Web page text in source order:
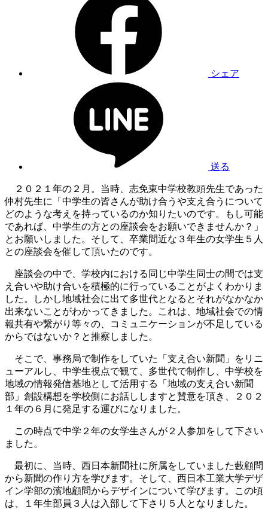
シェア
送る
２０２１年の２月。当時、志免東中学校教頭先生であった
仲村先生に「中学生の皆さんが助け合うや支え合うについて
どのような考えを持っているのか知りたいのです。もし可能
であれば、中学生の方との座談会をお願いできませんか？」
とお願いしました。そして、卒業間近な３年生の女学生５人
との座談会を催して頂いたのです。
座談会の中で、学校内における同じ中学生同士の間では支
え合いや助け合いを積極的に行っていることがよくわかりま
した。しかし地域社会に出て多世代となるとそれがなかなか
出来ないことがわかってきました。これは、地域社会での情
報共有や繋がり等々の、コミュニケーションが不足している
からではないか？と推察しました。
そこで、事務局で制作をしていた「支え合い新聞」をリニ
ューアルし、中学生視点で観て、多世代で制作し、中学校を
地域の情報発信基地として活用する「地域の支え合い新聞
部」創設構想を学校側にお話ししますと賛意を頂き、２０２
１年の６月に発足する運びになりました。
この時点で中学２年の女学生さんが２人参加をして下さい
ました。
最初に、当時、西日本新聞社に所属をしていました藪顧問
から新聞の作り方を学びます。そして、西日本工業大学デザ
イン学部の濱地顧問からデザインについて学びます。この頃
は、１年生部員３人は入部して下さり５人となりました。